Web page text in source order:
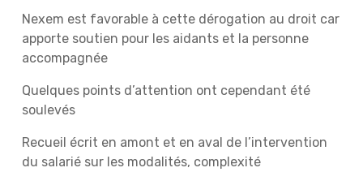
Nexem est favorable à cette dérogation au droit car
apporte soutien pour les aidants et la personne
accompagnée
Quelques points d’attention ont cependant été
soulevés
Recueil écrit en amont et en aval de l’intervention
du salarié sur les modalités, complexité